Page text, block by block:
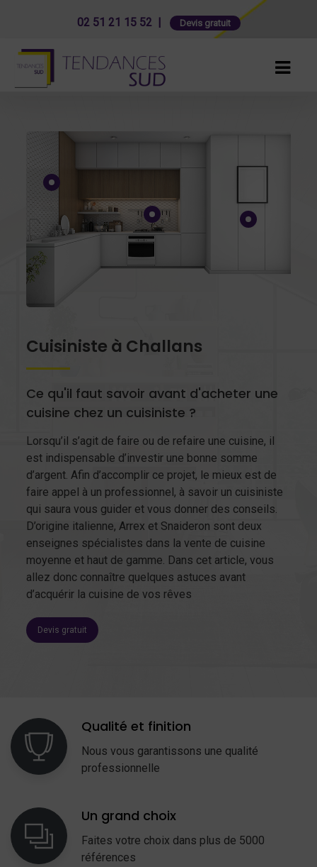
02 51 21 15 52 | Devis gratuit
Cuisiniste à Challans
Ce qu'il faut savoir avant d'acheter une
cuisine chez un cuisiniste ?
Lorsqu’il s’agit de faire ou de refaire une cuisine, il
est indispensable d’investir une bonne somme
d’argent. Afin d’accomplir ce projet, le mieux est de
faire appel à un professionnel, à savoir un cuisiniste
qui saura vous guider et vous donner des conseils.
D’origine italienne, Arrex et Snaideron sont deux
enseignes spécialistes dans la vente de cuisine
moyenne et haut de gamme. Dans cet article, vous
allez donc connaître quelques astuces avant
d’acquérir la cuisine de vos rêves
Devis gratuit
Qualité et finition
Nous vous garantissons une qualité
professionnelle
Un grand choix
Faites votre choix dans plus de 5000
références